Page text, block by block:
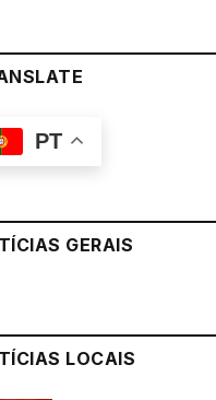
PT
GERAIS
LOCAIS